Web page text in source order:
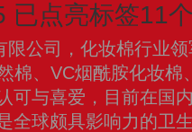
已点亮标签11
限公司，化妆棉行业
棉、VC烟酰胺化妆
可与喜爱，目前在国
全球颇具影响力的卫